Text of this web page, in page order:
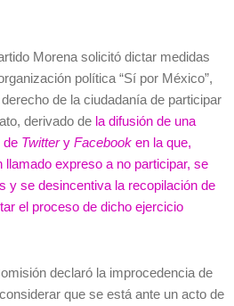
Morena solicitó dictar medidas
política “Sí por México”,
de la ciudadanía de participar
derivado de la difusión de una
de Twittery Facebook en la que,
llamado expreso a no participar, se
y se desincentiva la recopilación de
el proceso de dicho ejercicio
declaró la improcedencia de
que se está ante un acto de